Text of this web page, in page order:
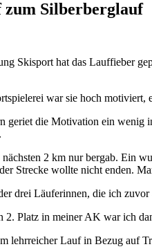
zum Silberberglauf
Skisport hat das Lauffieber
war sie hoch
geriet die Motivation ein wenig
2 km nur bergab. Ein
Strecke wollte nicht enden.
drei Läuferinnen, die ich
Platz in meiner AK war ich
lehrreicher Lauf in Bezug auf